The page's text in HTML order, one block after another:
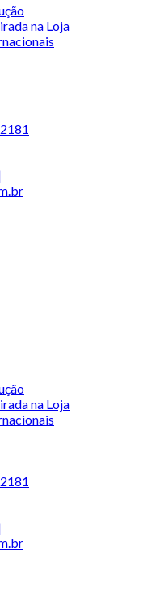
na Loja
na Loja